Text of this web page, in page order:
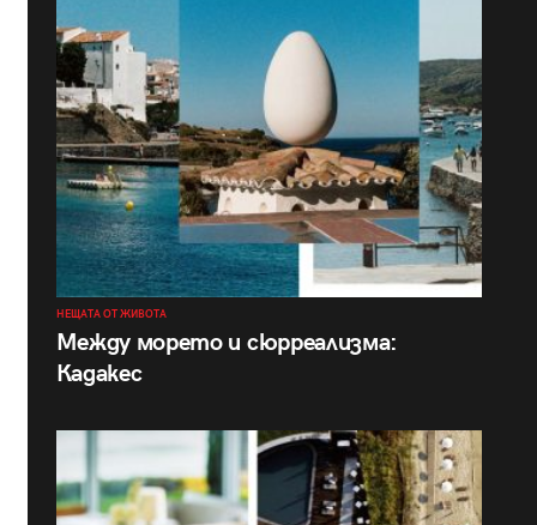
НЕЩАТА ОТ ЖИВОТА
Между морето и сюрреализма:
Кадакес